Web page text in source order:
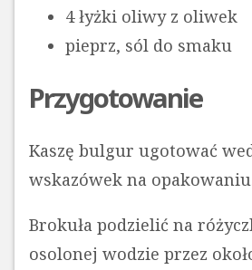
4 łyżki oliwy z oliwek
pieprz, sól do smaku
Przygotowanie
Kaszę bulgur ugotować
wskazówek na
Brokuła podzielić na
osolonej wodzie przez